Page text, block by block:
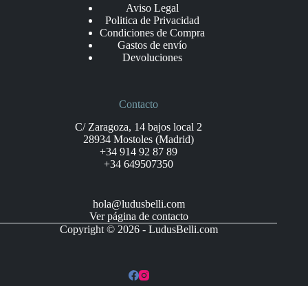
Aviso Legal
Politica de Privacidad
Condiciones de Compra
Gastos de envío
Devoluciones
Contacto
C/ Zaragoza, 14 bajos local 2
28934 Mostoles (Madrid)
+34 914 92 87 89
+34 649507350
hola@ludusbelli.com
Ver página de contacto
Copyright © 2026 - LudusBelli.com